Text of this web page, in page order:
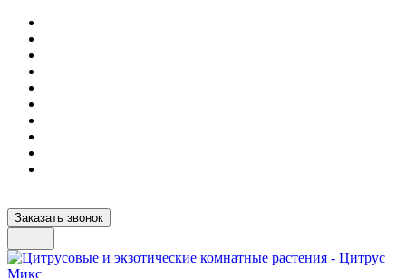
Заказать звонок